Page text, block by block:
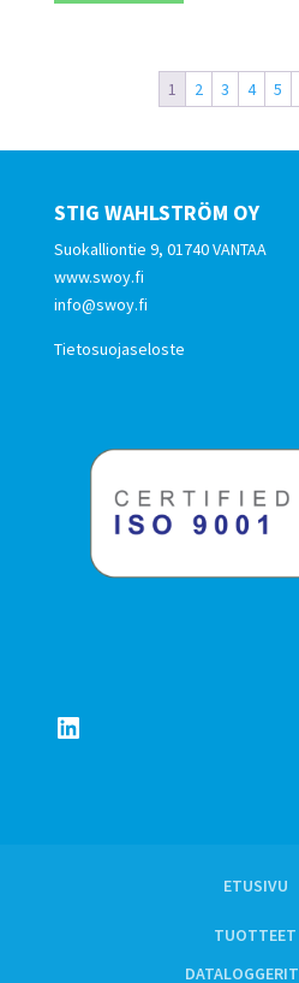
1 2 3 4 5
STIG WAHLSTRÖM OY
Suokalliontie 9, 01740 VANTAA
www.swoy.fi
info@swoy.fi
Tietosuojaseloste
LinkedIn
ETUSIVU
TUOTTEET
DATALOGGERIT